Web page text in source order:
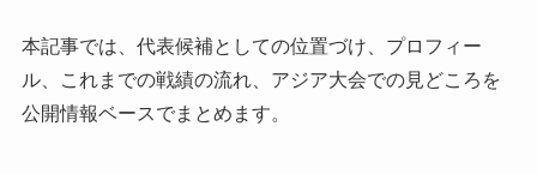
本記事では、代表候補としての位置づけ、プロフィー
ル、これまでの戦績の流れ、アジア大会での見どころを
公開情報ベースでまとめます。